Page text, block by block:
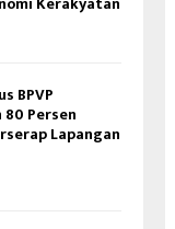
BPVP
Persen
Lapangan